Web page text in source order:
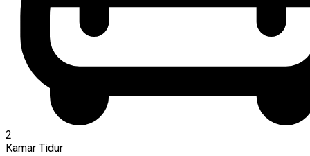
2
Kamar Tidur